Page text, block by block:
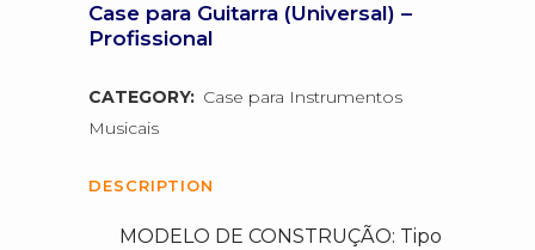
Case para Guitarra (Universal) –
Profissional
CATEGORY: Case para Instrumentos
Musicais
DESCRIPTION
MODELO DE CONSTRUÇÃO: Tipo